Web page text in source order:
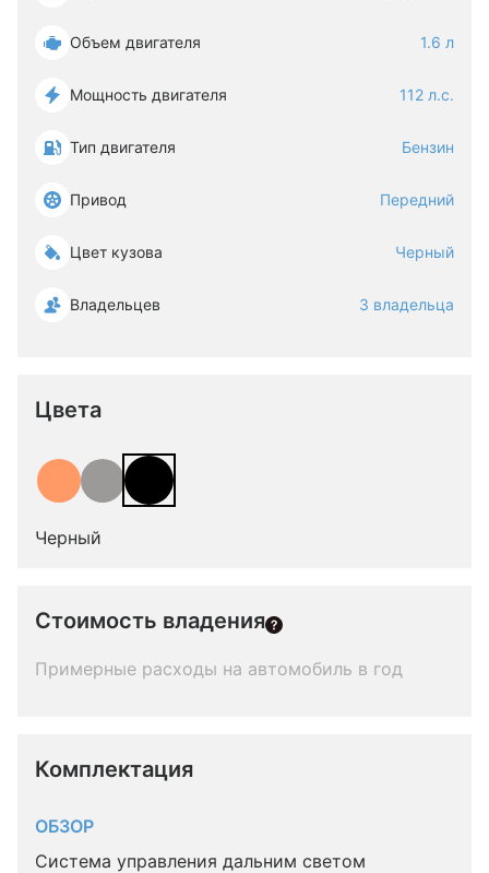
Объем двигателя 1.6 л
Мощность двигателя 112 л.с.
Тип двигателя Бензин
Привод Передний
Цвет кузова Черный
Владельцев 3 владельца
Цвета
Черный
Стоимость владения
Примерные расходы на автомобиль в год
Комплектация
ОБЗОР
Система управления дальним светом